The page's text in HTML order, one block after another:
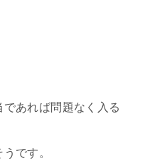
あれば問題なく入る
です。